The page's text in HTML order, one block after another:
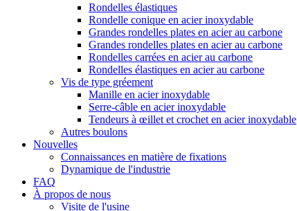
Rondelles élastiques
Rondelle conique en acier inoxydable
Grandes rondelles plates en acier au carbone
Grandes rondelles plates en acier au carbone
Rondelles carrées en acier au carbone
Rondelles élastiques en acier au carbone
Vis de type gréement
Manille en acier inoxydable
Serre-câble en acier inoxydable
Tendeurs à œillet et crochet en acier inoxydable
Autres boulons
Nouvelles
Connaissances en matière de fixations
Dynamique de l'industrie
FAQ
À propos de nous
Visite de l'usine